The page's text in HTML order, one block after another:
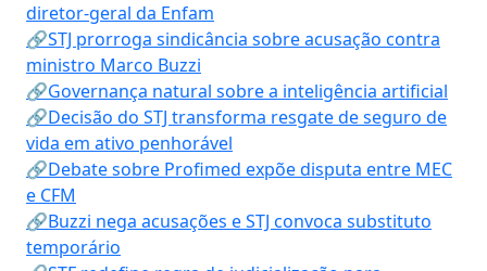
diretor-geral da Enfam
🔗STJ prorroga sindicância sobre acusação contra
ministro Marco Buzzi
🔗Governança natural sobre a inteligência artificial
🔗Decisão do STJ transforma resgate de seguro de
vida em ativo penhorável
🔗Debate sobre Profimed expõe disputa entre MEC
e CFM
🔗Buzzi nega acusações e STJ convoca substituto
temporário